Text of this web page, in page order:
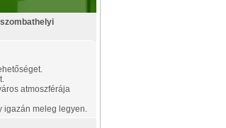
atmoszférája
igazán meleg legyen.